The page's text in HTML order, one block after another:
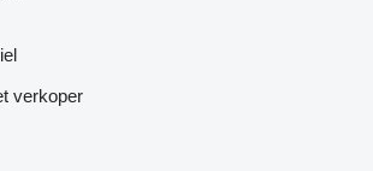
verkoper